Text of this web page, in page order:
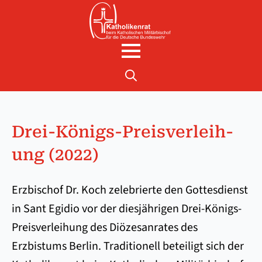
Drei-Kö­nigs-Preis­ver­leih­
ung (2022)
Erzbischof Dr. Koch zelebrierte den Gottesdienst
in Sant Egidio vor der diesjährigen Drei-Königs-
Preisverleihung des Diözesanrates des
Erzbistums Berlin. Traditionell beteiligt sich der